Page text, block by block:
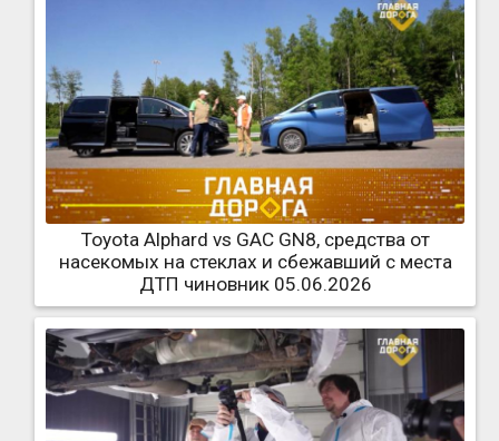
Toyota Alphard vs GAC GN8, средства от
насекомых на стеклах и сбежавший с места
ДТП чиновник 05.06.2026